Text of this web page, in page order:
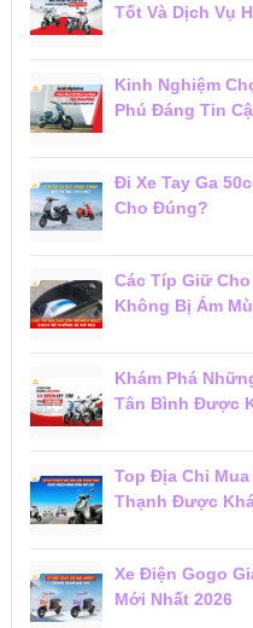
Tốt Và Dịch Vụ
Kinh Nghiệm
Phú Đáng Tin
Đi Xe Tay Ga
Cho Đúng?
Các Típ Giữ
Không Bị Ám
Khám Phá
Tân Bình Được
Top Địa Chỉ
Thạnh Được
Xe Điện Gogo
Mới Nhất 2026